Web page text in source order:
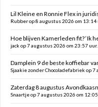
Lil Kleine en Ronnie Flex in
Rubber op 8 augustus 2026 om 13:14
Hoe blijven Kamerleden fit? ‘Ik
jack op 7 augustus 2026 om 23:57 uur.
Damplein 9 de beste koffiebar
Sjaakie zonder Chocoladefabriek op 7
Zaterdag 8 augustus
Snaartje op 7 augustus 2026 om 12:05